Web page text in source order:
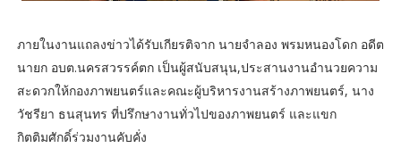
ภายในงานแถลงข่าวได้รับเกียรติจาก นายจำลอง พรมหนองโดก อดีต
นายก อบต.นครสวรรค์ตก เป็นผู้สนับสนุน,ประสานงานอำนวยความ
สะดวกให้กองภาพยนตร์และคณะผู้บริหารงานสร้างภาพยนตร์, นาง
วัชรียา ธนสุนทร ที่ปรึกษางานทั่วไปของภาพยนตร์ และแขก
กิตติมศักดิ์ร่วมงานคับคั่ง